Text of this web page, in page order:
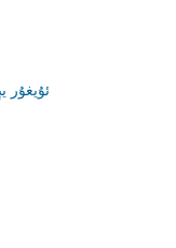
ئۇيغۇر